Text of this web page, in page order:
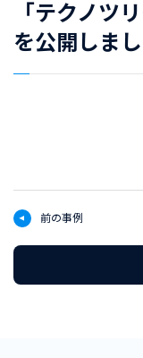
「テクノツ
を公開しま
前の事例